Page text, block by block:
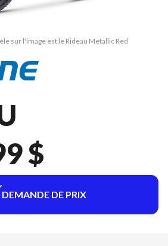
sur l'image est le Rideau Metallic Red
$
DEMANDE DE PRIX